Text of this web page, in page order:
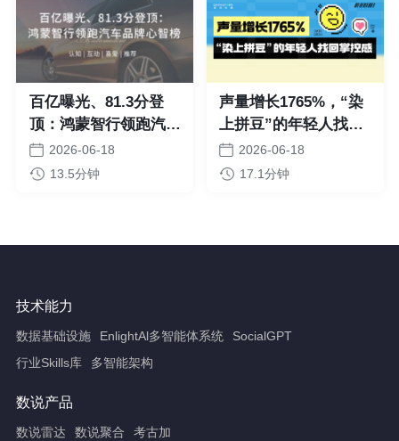
百亿曝光、81.3分登
顶：鸿蒙智行领跑汽车
品牌心智榜
2026-06-18
13.5分钟
声量增长1765%，“染
上拼豆”的年轻人找回
掌控感
2026-06-18
17.1分钟
技术能力
数据基础设施 EnlightAl多智能体系统
SocialGPT
行业Skills库
多智能架构
数说产品
数说雷达 数说聚合 考古加